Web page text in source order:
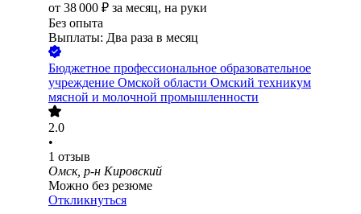
от 38 000 ₽ за месяц, на руки
Без опыта
Выплаты: Два раза в месяц
Бюджетное профессиональное образовательное
учреждение Омской области Омский техникум
мясной и молочной промышленности
2.0
•
1 отзыв
Омск, р-н Кировский
Можно без резюме
Откликнуться